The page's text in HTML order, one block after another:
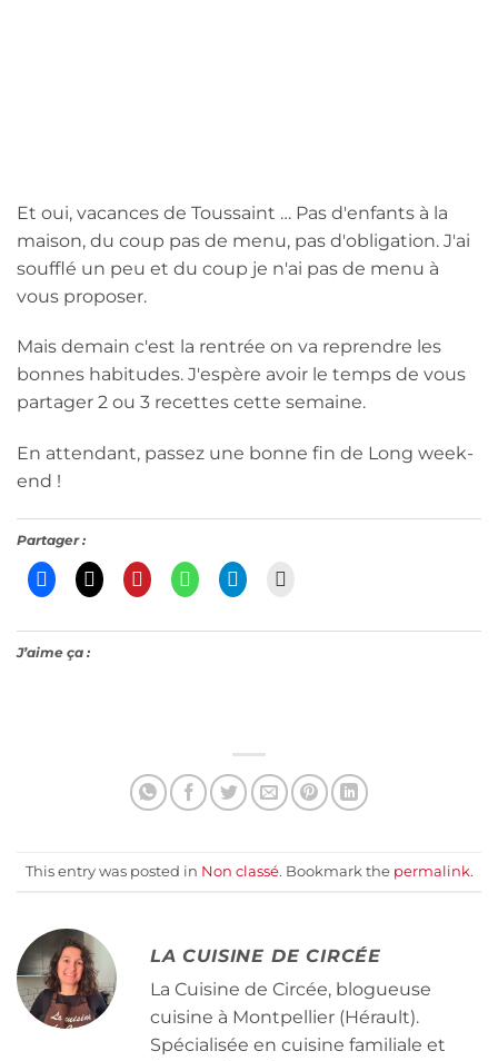
Et oui, vacances de Toussaint … Pas d'enfants à la
maison, du coup pas de menu, pas d'obligation. J'ai
soufflé un peu et du coup je n'ai pas de menu à
vous proposer.
Mais demain c'est la rentrée on va reprendre les
bonnes habitudes. J'espère avoir le temps de vous
partager 2 ou 3 recettes cette semaine.
En attendant, passez une bonne fin de Long week-
end !
Partager :
J’aime ça :
This entry was posted in Non classé. Bookmark the permalink.
LA CUISINE DE CIRCÉE
La Cuisine de Circée, blogueuse
cuisine à Montpellier (Hérault).
Spécialisée en cuisine familiale et